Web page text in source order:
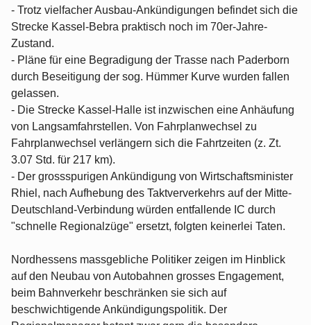
- Trotz vielfacher Ausbau-Ankündigungen befindet sich die
Strecke Kassel-Bebra praktisch noch im 70er-Jahre-
Zustand.
- Pläne für eine Begradigung der Trasse nach Paderborn
durch Beseitigung der sog. Hümmer Kurve wurden fallen
gelassen.
- Die Strecke Kassel-Halle ist inzwischen eine Anhäufung
von Langsamfahrstellen. Von Fahrplanwechsel zu
Fahrplanwechsel verlängern sich die Fahrtzeiten (z. Zt.
3.07 Std. für 217 km).
- Der grossspurigen Ankündigung von Wirtschaftsminister
Rhiel, nach Aufhebung des Taktververkehrs auf der Mitte-
Deutschland-Verbindung würden entfallende IC durch
"schnelle Regionalzüge" ersetzt, folgten keinerlei Taten.
Nordhessens massgebliche Politiker zeigen im Hinblick
auf den Neubau von Autobahnen grosses Engagement,
beim Bahnverkehr beschränken sie sich auf
beschwichtigende Ankündigungspolitik. Der